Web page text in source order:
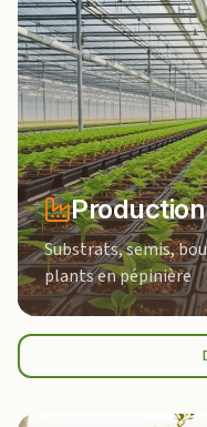
Substrats, semis,
plants en pépinière